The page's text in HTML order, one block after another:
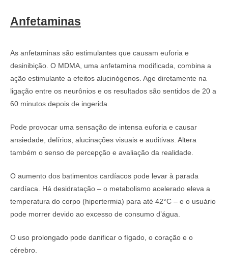
Anfetaminas
As anfetaminas são estimulantes que causam euforia e
desinibição. O MDMA, uma anfetamina modificada, combina a
ação estimulante a efeitos alucinógenos. Age diretamente na
ligação entre os neurônios e os resultados são sentidos de 20 a
60 minutos depois de ingerida.
Pode provocar uma sensação de intensa euforia e causar
ansiedade, delírios, alucinações visuais e auditivas. Altera
também o senso de percepção e avaliação da realidade.
O aumento dos batimentos cardíacos pode levar à parada
cardíaca. Há desidratação – o metabolismo acelerado eleva a
temperatura do corpo (hipertermia) para até 42°C – e o usuário
pode morrer devido ao excesso de consumo d’água.
O uso prolongado pode danificar o fígado, o coração e o
cérebro.